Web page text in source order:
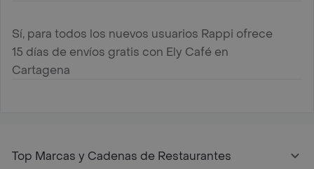
Sí, para todos los nuevos usuarios Rappi ofrece
15 días de envíos gratis con Ely Café en
Cartagena
Top Marcas y Cadenas de Restaurantes